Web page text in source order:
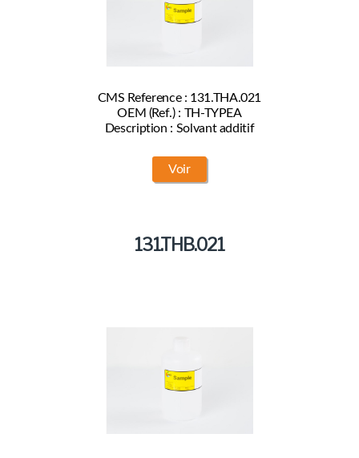
CMS Reference : 131.THA.021
OEM (Ref.) : TH-TYPEA
Description : Solvant additif
Voir
131.THB.021